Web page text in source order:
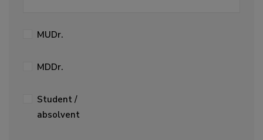
MUDr.
MDDr.
Student /
absolvent